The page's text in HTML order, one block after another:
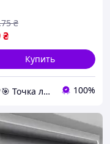
₴
₴
Купить
💙💛🎯 Точка лучших покупок ⚖ ⤵ 100%